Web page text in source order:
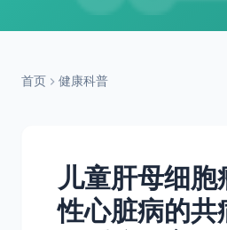
首页 健康科普
儿童肝母细胞
性心脏病的共